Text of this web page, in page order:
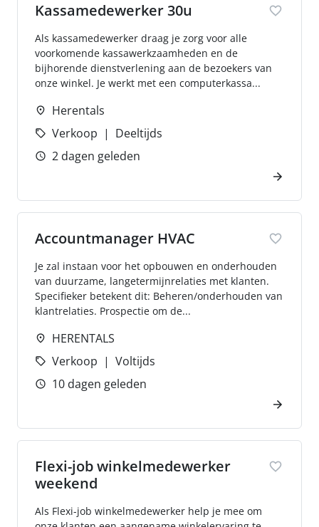
Kassamedewerker 30u
Als kassamedewerker draag je zorg voor alle
voorkomende kassawerkzaamheden en de
bijhorende dienstverlening aan de bezoekers van
onze winkel. Je werkt met een computerkassa...
Herentals
Verkoop
Deeltijds
2 dagen geleden
Accountmanager HVAC
Je zal instaan voor het opbouwen en onderhouden
van duurzame, langetermijnrelaties met klanten.
Specifieker betekent dit: Beheren/onderhouden van
klantrelaties. Prospectie om de...
HERENTALS
Verkoop
Voltijds
10 dagen geleden
Flexi-job winkelmedewerker
weekend
Als Flexi-job winkelmedewerker help je mee om